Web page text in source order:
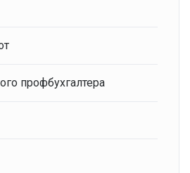
профбухгалтера